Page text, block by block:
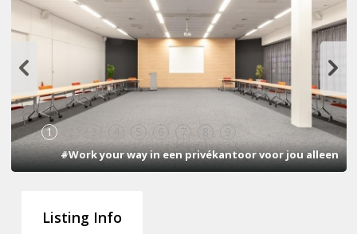
1 4 5 6 7 8 9
#Work your way in een privékantoor voor jou alleen
Listing Info